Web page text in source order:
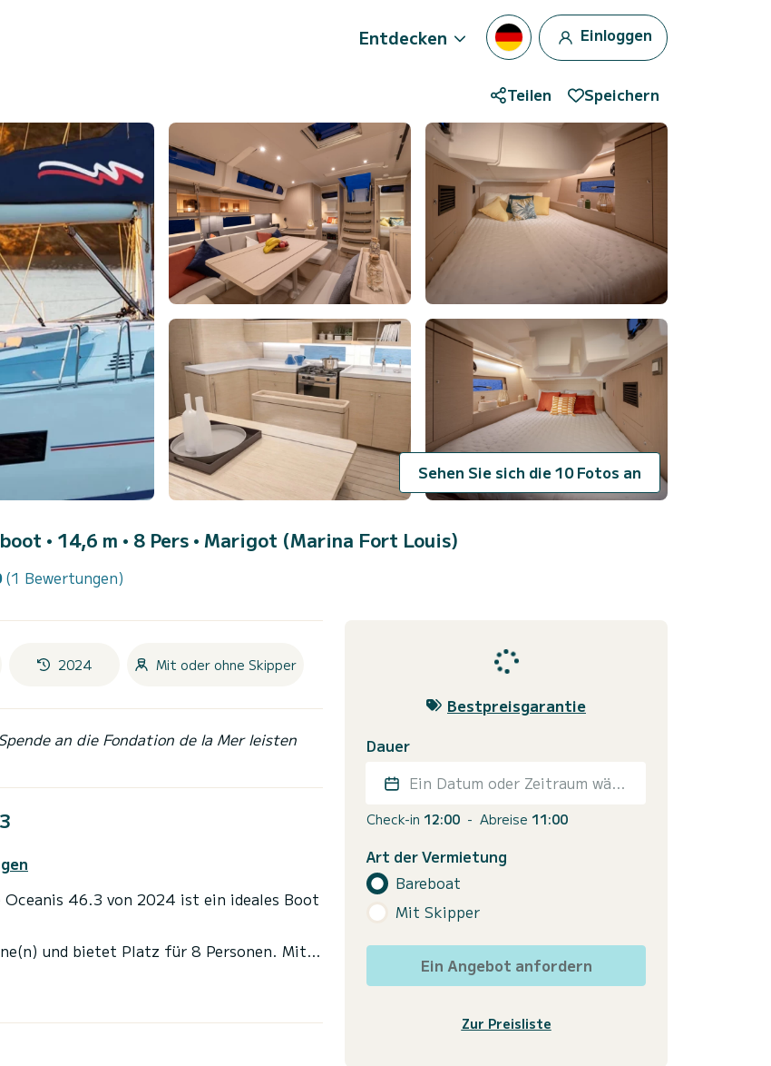
Entdecken Einloggen
Teilen Speichern
Sehen Sie sich die 10 Fotos an
• 14,6 m • 8 Pers • Marigot (Marina Fort Louis)
(1 Bewertungen)
2024 Mit oder ohne Skipper
an die Fondation de la Mer leisten
46.3 von 2024 ist ein ideales Boot
und bietet Platz für 8 Personen. Mit
von
ausgestattet.
Bugstrahlruder,
Bestpreisgarantie
Dauer
Ein Datum oder Zeitraum wählen
Check-in 12:00 - Abreise 11:00
Art der Vermietung
Bareboat
Mit Skipper
Ein Angebot anfordern
Zur Preisliste